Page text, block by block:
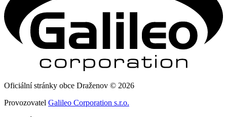
Oficiální stránky obce Draženov © 2026
Provozovatel Galileo Corporation s.r.o.